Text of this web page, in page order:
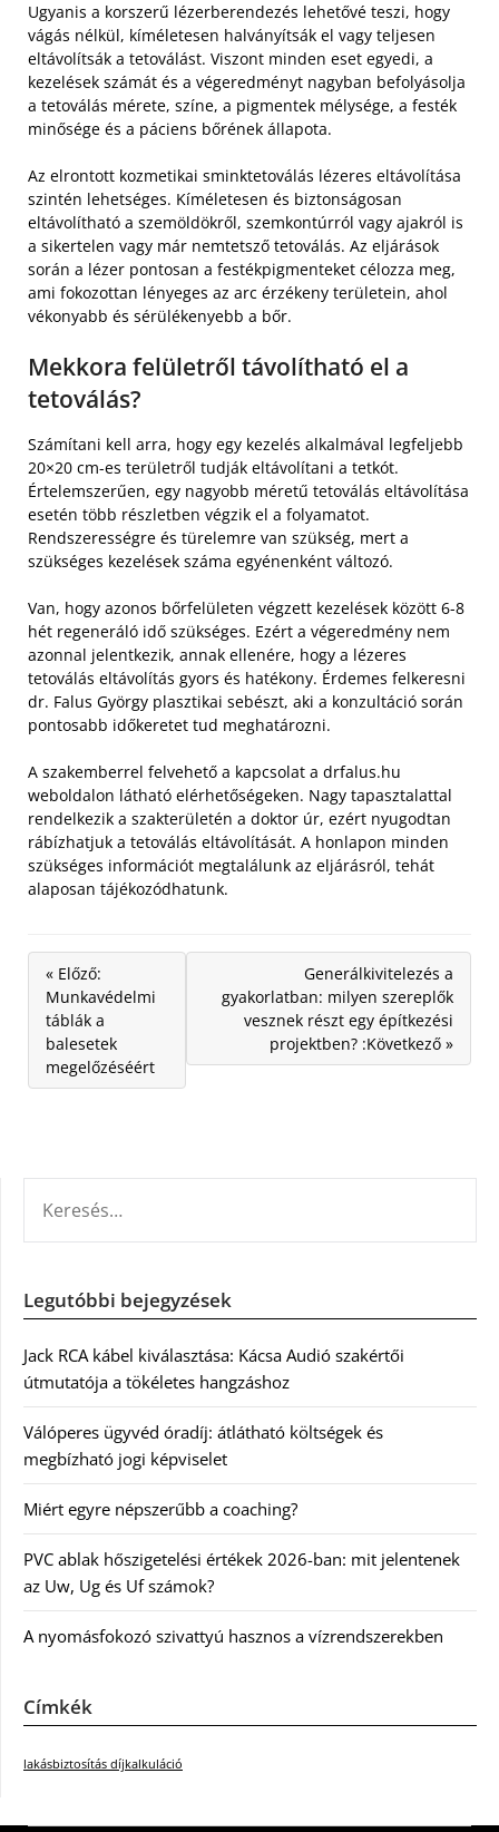
Ugyanis a korszerű lézerberendezés lehetővé teszi, hogy
vágás nélkül, kíméletesen halványítsák el vagy teljesen
eltávolítsák a tetoválást. Viszont minden eset egyedi, a
kezelések számát és a végeredményt nagyban befolyásolja
a tetoválás mérete, színe, a pigmentek mélysége, a festék
minősége és a páciens bőrének állapota.
Az elrontott kozmetikai sminktetoválás lézeres eltávolítása
szintén lehetséges. Kíméletesen és biztonságosan
eltávolítható a szemöldökről, szemkontúrról vagy ajakról is
a sikertelen vagy már nemtetsző tetoválás. Az eljárások
során a lézer pontosan a festékpigmenteket célozza meg,
ami fokozottan lényeges az arc érzékeny területein, ahol
vékonyabb és sérülékenyebb a bőr.
Mekkora felületről távolítható el a
tetoválás?
Számítani kell arra, hogy egy kezelés alkalmával legfeljebb
20×20 cm-es területről tudják eltávolítani a tetkót.
Értelemszerűen, egy nagyobb méretű tetoválás eltávolítása
esetén több részletben végzik el a folyamatot.
Rendszerességre és türelemre van szükség, mert a
szükséges kezelések száma egyénenként változó.
Van, hogy azonos bőrfelületen végzett kezelések között 6-8
hét regeneráló idő szükséges. Ezért a végeredmény nem
azonnal jelentkezik, annak ellenére, hogy a lézeres
tetoválás eltávolítás gyors és hatékony. Érdemes felkeresni
dr. Falus György plasztikai sebészt, aki a konzultáció során
pontosabb időkeretet tud meghatározni.
A szakemberrel felvehető a kapcsolat a drfalus.hu
weboldalon látható elérhetőségeken. Nagy tapasztalattal
rendelkezik a szakterületén a doktor úr, ezért nyugodtan
rábízhatjuk a tetoválás eltávolítását. A honlapon minden
szükséges információt megtalálunk az eljárásról, tehát
alaposan tájékozódhatunk.
« Előző:
Munkavédelmi
táblák a
balesetek
megelőzéséért
Generálkivitelezés a
gyakorlatban: milyen szereplők
vesznek részt egy építkezési
projektben? :Következő »
Legutóbbi bejegyzések
Jack RCA kábel kiválasztása: Kácsa Audió szakértői
útmutatója a tökéletes hangzáshoz
Válóperes ügyvéd óradíj: átlátható költségek és
megbízható jogi képviselet
Miért egyre népszerűbb a coaching?
PVC ablak hőszigetelési értékek 2026-ban: mit jelentenek
az Uw, Ug és Uf számok?
A nyomásfokozó szivattyú hasznos a vízrendszerekben
Címkék
lakásbiztosítás díjkalkuláció